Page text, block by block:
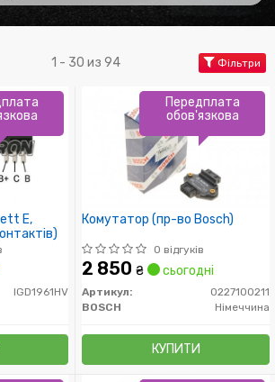
1 - 30 из 94 Фільтри
E,
IGD1961HV
Комутатор (пр-во Bosch)
0 відгуків
2 850 ₴ сьогодні
Артикул:
0227100211
BOSCH
Німеччина
КУПИТИ
Передплата
обов'язкова